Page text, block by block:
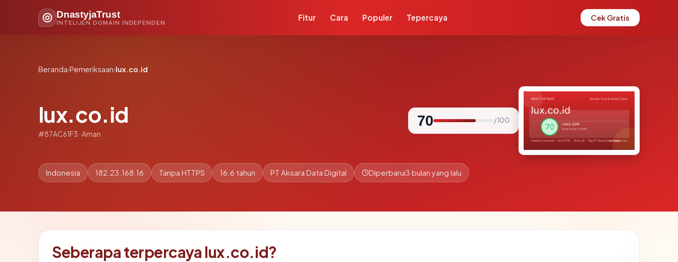
DnastyjaTrust
INTELIJEN DOMAIN INDEPENDEN
Fitur Cara Populer Tepercaya Cek Gratis
Beranda›Pemeriksaan›lux.co.id
lux.co.id
#87AC61F3 · Aman
70 / 100
Indonesia 182.23.168.16 Tanpa HTTPS 16.6 tahun PT Aksara Data Digital Diperbarui3 bulan yang lalu
Seberapa terpercaya lux.co.id?